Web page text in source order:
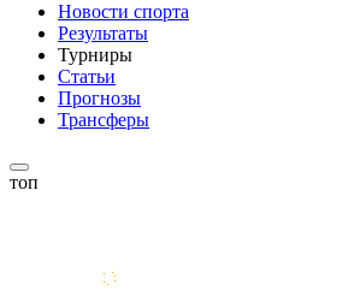
Новости спорта
Результаты
Турниры
Статьи
Прогнозы
Трансферы
топ